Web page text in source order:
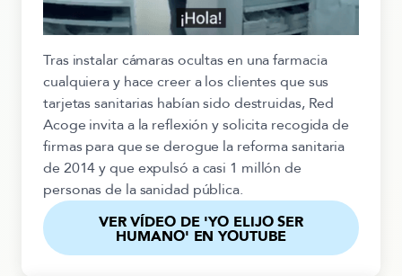
Tras instalar cámaras ocultas en una farmacia
cualquiera y hace creer a los clientes que sus
tarjetas sanitarias habían sido destruidas, Red
Acoge invita a la reflexión y solicita recogida de
firmas para que se derogue la reforma sanitaria
de 2014 y que expulsó a casi 1 millón de
personas de la sanidad pública.
VER VÍDEO DE 'YO ELIJO SER
HUMANO' EN YOUTUBE